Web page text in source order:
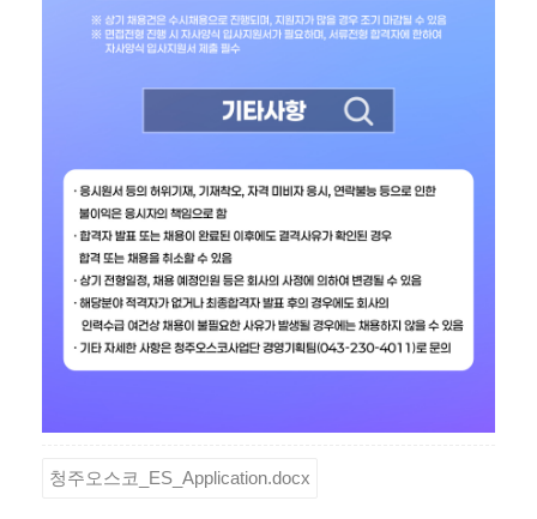
청주오스코_ES_Application.docx